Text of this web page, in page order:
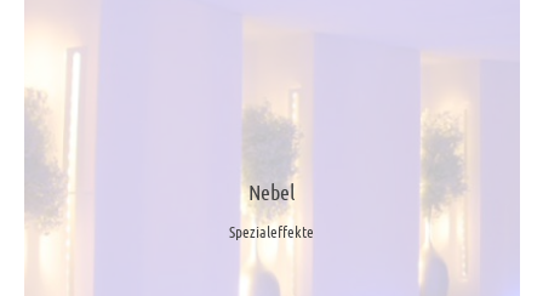
Nebel
Spezialeffekte